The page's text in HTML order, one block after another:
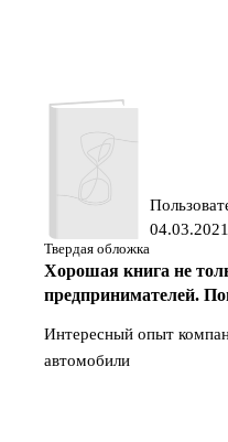
Твердая обложка
04.03.2021
Хорошая книга не
предпринимателей.
Интересный опыт
автомобили